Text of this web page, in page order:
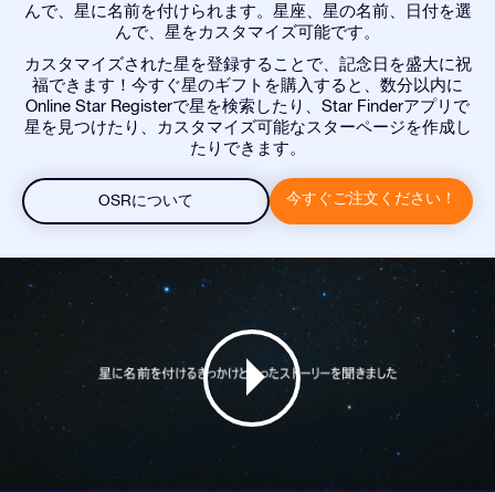
んで、星に名前を付けられます。星座、星の名前、日付を選
んで、星をカスタマイズ可能です。
カスタマイズされた星を登録することで、記念日を盛大に祝
福できます！今すぐ星のギフトを購入すると、数分以内に
Online Star Registerで星を検索したり、Star Finderアプリで
星を見つけたり、カスタマイズ可能なスターページを作成し
たりできます。
OSRについて 今すぐご注文ください！